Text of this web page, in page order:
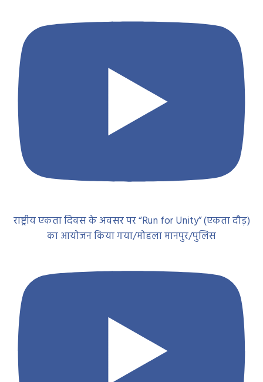
राष्ट्रीय एकता दिवस के अवसर पर “Run for Unity” (एकता दौड़)
का आयोजन किया गया/मोहला मानपुर/पुलिस